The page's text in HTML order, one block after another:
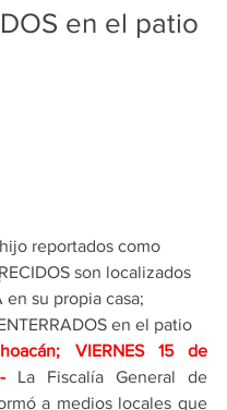
en el patio
reportados como
son localizados
en su propia casa;
en el patio
VIERNES 15 de
La Fiscalía General de
a medios locales que